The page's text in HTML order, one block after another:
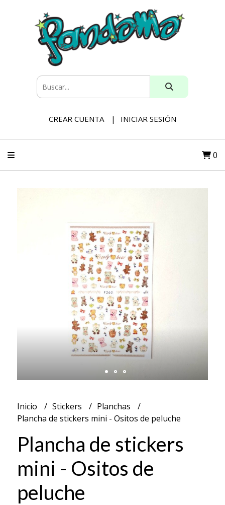
CREAR CUENTA INICIAR SESIÓN
0
Inicio Stickers
Planchas
Plancha de stickers mini - Ositos de peluche
Plancha de stickers
mini - Ositos de
peluche